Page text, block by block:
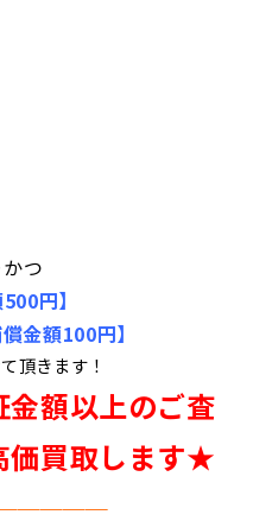
つ
円】
金額100円】
頂きます！
額以上のご査
価買取します★